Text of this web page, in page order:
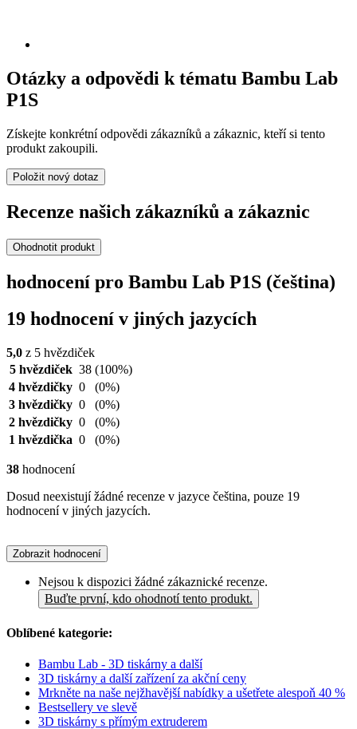
Otázky a odpovědi k tématu Bambu Lab
P1S
Získejte konkrétní odpovědi zákazníků a zákaznic, kteří si tento
produkt zakoupili.
Položit nový dotaz
Recenze našich zákazníků a zákaznic
Ohodnotit produkt
hodnocení pro Bambu Lab P1S (čeština)
19 hodnocení v jiných jazycích
5,0 z 5 hvězdiček
5 hvězdiček 38 (100%)
4 hvězdičky 0
(0%)
3 hvězdičky 0
(0%)
2 hvězdičky 0
(0%)
1 hvězdička 0 (0%)
38 hodnocení
Dosud neexistují žádné recenze v jazyce čeština, pouze 19
hodnocení v jiných jazycích.
Zobrazit hodnocení
Nejsou k dispozici žádné zákaznické recenze.
Buďte první, kdo ohodnotí tento produkt.
Oblíbené kategorie:
Bambu Lab - 3D tiskárny a další
3D tiskárny a další zařízení za akční ceny
Mrkněte na naše nejžhavější nabídky a ušetřete alespoň 40 %
Bestsellery ve slevě
3D tiskárny s přímým extruderem